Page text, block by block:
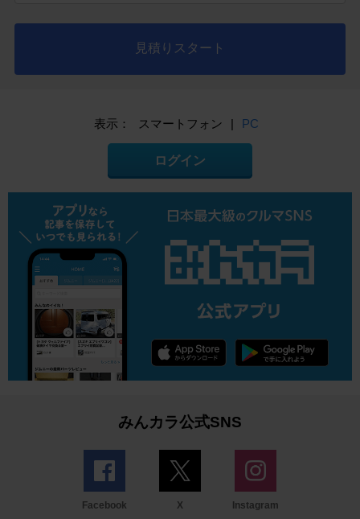
見積りスタート
表示： スマートフォン | PC
ログイン
みんカラ公式SNS
Facebook X Instagram